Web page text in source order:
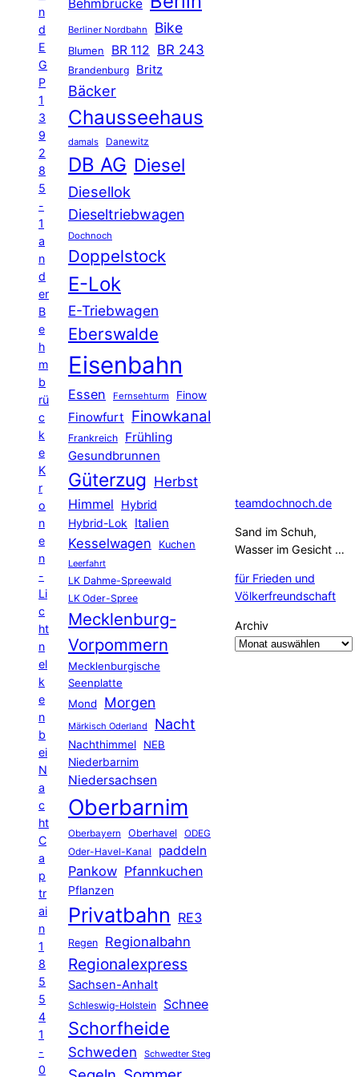
n
d
E
G
P
1
3
9
2
8
5
-
1
a
n
d
er
B
e
h
m
b
rü
c
k
e
K
r
o
n
e
n
-
Li
c
ht
n
el
k
e
n
b
ei
N
a
c
ht
C
a
p
tr
ai
n
1
8
5
5
4
1
-
0
Behmbrücke
Berliner Nordbahn Bike
Blumen BR 112 BR 243
Brandenburg Britz
Bäcker
Chausseehaus
damals Danewitz
DB AG Diesel
Diesellok
Dieseltriebwagen
Dochnoch
Doppelstock
E-Lok
E-Triebwagen
Eberswalde
Eisenbahn
Essen Fernsehturm Finow
Finowfurt Finowkanal
Frankreich Frühling
Gesundbrunnen
Güterzug Herbst
Himmel
Hybrid
Hybrid-Lok Italien
Kesselwagen Kuchen
Leerfahrt
LK Dahme-Spreewald
LK Oder-Spree
Mecklenburg-
Vorpommern
Mecklenburgische
Seenplatte
Mond
Morgen
Märkisch Oderland Nacht
Nachthimmel
NEB
Niederbarnim
Niedersachsen
Oberbarnim
Oberbayern Oberhavel ODEG
Oder-Havel-Kanal paddeln
Pankow Pfannkuchen
Pflanzen
Privatbahn RE3
Regen Regionalbahn
Regionalexpress
Sachsen-Anhalt
Schleswig-Holstein Schnee
Schorfheide
Schweden Schwedter Steg
teamdochnoch.de
Sand im Schuh,
Wasser im Gesicht …
für Frieden und
Völkerfreundschaft
Archiv